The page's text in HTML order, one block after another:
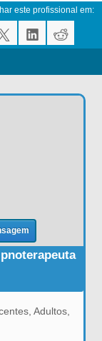
este profissional em:
Adultos,